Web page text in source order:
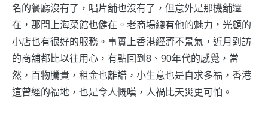
名的餐廳沒有了，唱片舖也沒有了，但意外是那機舖還
在，那間上海菜館也健在。老商場總有他的魅力，光顧的
小店也有很好的服務。事實上香港經濟不景氣，近月到訪
的商舖都比以往用心，有點回到8、90年代的感覺，當
然，百物騰貴，租金也離譜，小生意也是自求多福，香港
這曾經的福地，也是令人慨嘆，人禍比天災更可怕。